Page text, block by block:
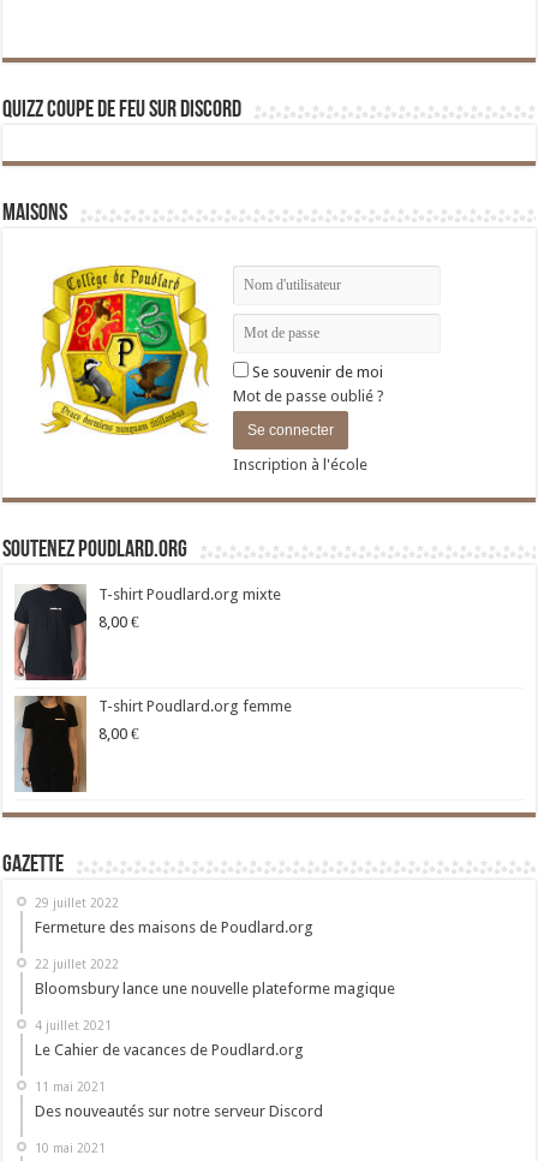
Quizz Coupe de Feu sur Discord
Maisons
Se souvenir de moi
Mot de passe oublié ?
Inscription à l'école
Soutenez Poudlard.org
T-shirt Poudlard.org mixte
8,00 €
T-shirt Poudlard.org femme
8,00 €
Gazette
29 juillet 2022
Fermeture des maisons de Poudlard.org
22 juillet 2022
Bloomsbury lance une nouvelle plateforme magique
4 juillet 2021
Le Cahier de vacances de Poudlard.org
11 mai 2021
Des nouveautés sur notre serveur Discord
10 mai 2021